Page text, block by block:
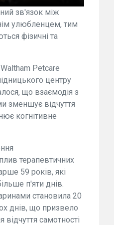
зв'язок між
улюбленцем, тим
фізичні та
Petcare
центру
що взаємодія з
зменшує відчуття
когнітивне
терапевтичних
59 років, які
п'яти днів.
становила 20
днів, що призвело
самотності